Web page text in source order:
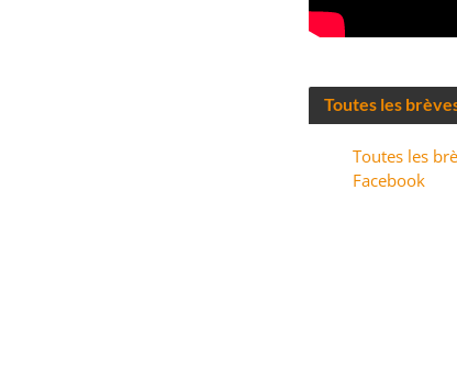
Toutes les
Toutes les
Facebook